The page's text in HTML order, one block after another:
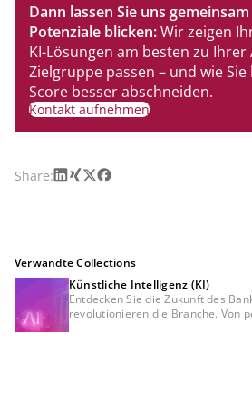
Dann lassen Sie uns
Potenziale blicken:Wir zeigen
KI-Lösungen am besten zu
Zielgruppe passen – und wie
Score besser abschneiden.
Kontakt aufnehmen
Share:LinkedIn
Xing
X Facebook
Verwandte Collections
Künstliche Intelligenz (KI)
Entdecken Sie die Zukunft des
revolutionieren die Branche. Von